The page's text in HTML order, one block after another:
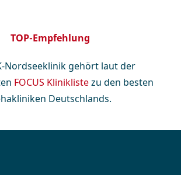
TOP-Empfehlung
Nordseeklinik gehört laut der
FOCUS Kliniklistezu den besten
Deutschlands.